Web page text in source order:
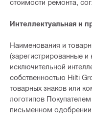
стоимости ремонта,
Интеллектуальная и
Наименования и
(зарегистрированные и
исключительной
собственностью Hilti
товарных знаков или
логотипов
письменном одобрении